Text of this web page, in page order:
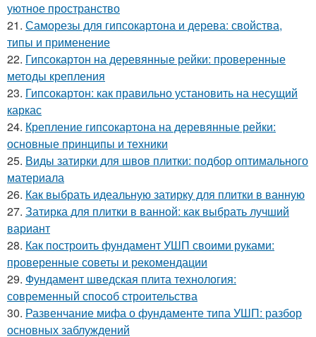
уютное пространство
21. Саморезы для гипсокартона и дерева: свойства,
типы и применение
22. Гипсокартон на деревянные рейки: проверенные
методы крепления
23. Гипсокартон: как правильно установить на несущий
каркас
24. Крепление гипсокартона на деревянные рейки:
основные принципы и техники
25. Виды затирки для швов плитки: подбор оптимального
материала
26. Как выбрать идеальную затирку для плитки в ванную
27. Затирка для плитки в ванной: как выбрать лучший
вариант
28. Как построить фундамент УШП своими руками:
проверенные советы и рекомендации
29. Фундамент шведская плита технология:
современный способ строительства
30. Развенчание мифа о фундаменте типа УШП: разбор
основных заблуждений